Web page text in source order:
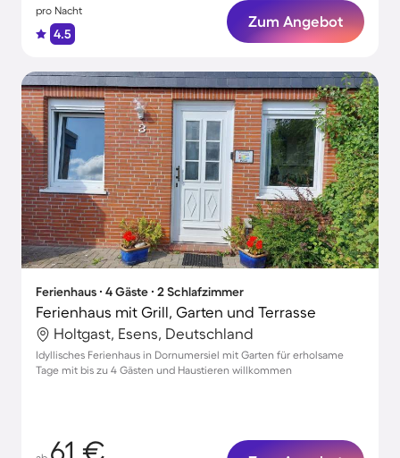
pro Nacht
4.5
Zum Angebot
Ferienhaus ∙ 4 Gäste ∙ 2 Schlafzimmer
Ferienhaus mit Grill, Garten und Terrasse
Holtgast, Esens, Deutschland
Idyllisches Ferienhaus in Dornumersiel mit Garten für erholsame
Tage mit bis zu 4 Gästen und Haustieren willkommen
61 €